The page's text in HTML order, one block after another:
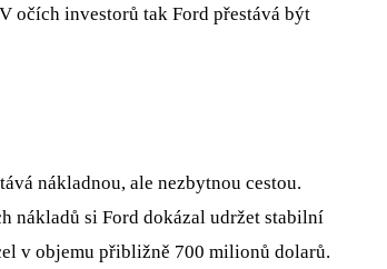
očích investorů tak Ford přestává být
nákladnou, ale nezbytnou cestou.
nákladů si Ford dokázal udržet stabilní
v objemu přibližně 700 milionů dolarů.